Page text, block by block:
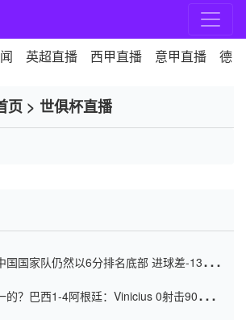
英超直播 西甲直播 意甲直播 德
页 > 世俱杯直播
国家队仍然以6分排名底部 进球差-13令人
？巴西1-4阿根廷：Vinicius 0射击90分钟